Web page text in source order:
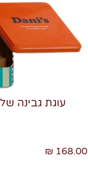
עוגת גבינה
168.00 ₪